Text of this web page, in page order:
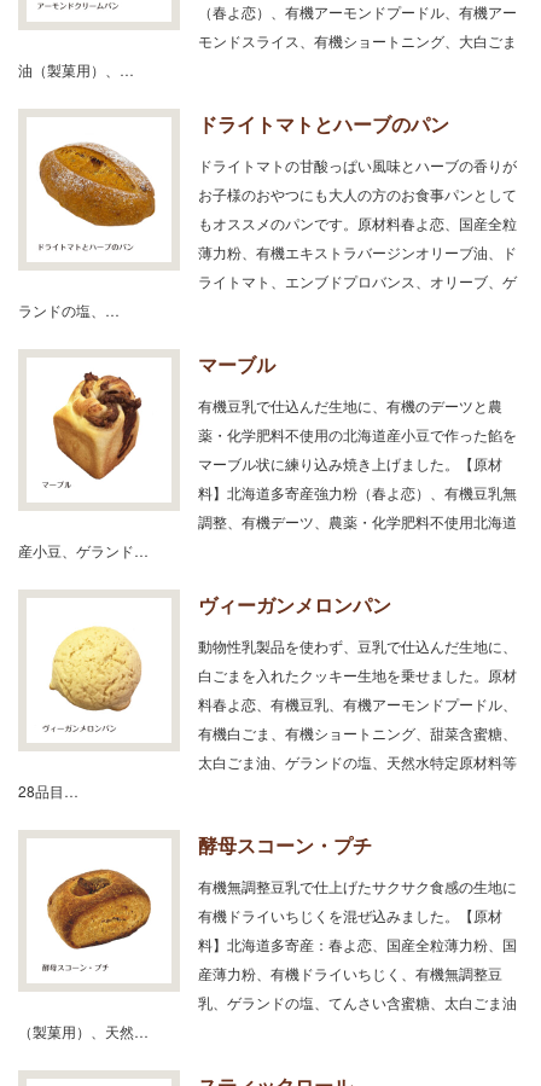
（春よ恋）、有機アーモンドプードル、有機アー
モンドスライス、有機ショートニング、大白ごま
油（製菓用）、…
ドライトマトとハーブのパン
ドライトマトの甘酸っぱい風味とハーブの香りが
お子様のおやつにも大人の方のお食事パンとして
もオススメのパンです。原材料春よ恋、国産全粒
薄力粉、有機エキストラバージンオリーブ油、ド
ライトマト、エンブドプロバンス、オリーブ、ゲ
ランドの塩、…
マーブル
有機豆乳で仕込んだ生地に、有機のデーツと農
薬・化学肥料不使用の北海道産小豆で作った餡を
マーブル状に練り込み焼き上げました。【原材
料】北海道多寄産強力粉（春よ恋）、有機豆乳無
調整、有機デーツ、農薬・化学肥料不使用北海道
産小豆、ゲランド…
ヴィーガンメロンパン
動物性乳製品を使わず、豆乳で仕込んだ生地に、
白ごまを入れたクッキー生地を乗せました。原材
料春よ恋、有機豆乳、有機アーモンドプードル、
有機白ごま、有機ショートニング、甜菜含蜜糖、
太白ごま油、ゲランドの塩、天然水特定原材料等
28品目…
酵母スコーン・プチ
有機無調整豆乳で仕上げたサクサク食感の生地に
有機ドライいちじくを混ぜ込みました。【原材
料】北海道多寄産：春よ恋、国産全粒薄力粉、国
産薄力粉、有機ドライいちじく、有機無調整豆
乳、ゲランドの塩、てんさい含蜜糖、太白ごま油
（製菓用）、天然…